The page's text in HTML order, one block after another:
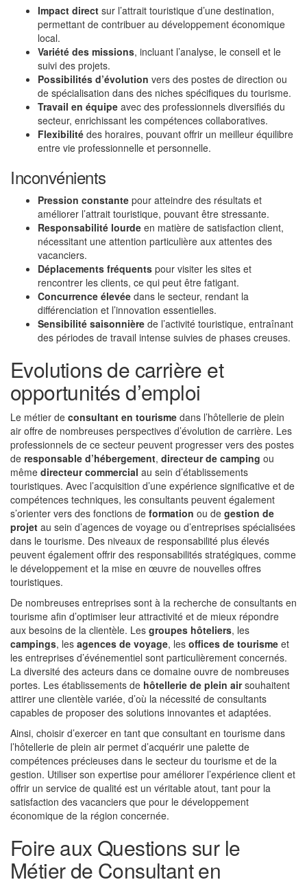
Impact direct sur l’attrait touristique d’une destination,
permettant de contribuer au développement économique
local.
Variété des missions, incluant l’analyse, le conseil et le
suivi des projets.
Possibilités d’évolution vers des postes de direction ou
de spécialisation dans des niches spécifiques du tourisme.
Travail en équipe avec des professionnels diversifiés du
secteur, enrichissant les compétences collaboratives.
Flexibilité des horaires, pouvant offrir un meilleur équilibre
entre vie professionnelle et personnelle.
Inconvénients
Pression constante pour atteindre des résultats et
améliorer l’attrait touristique, pouvant être stressante.
Responsabilité lourde en matière de satisfaction client,
nécessitant une attention particulière aux attentes des
vacanciers.
Déplacements fréquents pour visiter les sites et
rencontrer les clients, ce qui peut être fatigant.
Concurrence élevée dans le secteur, rendant la
différenciation et l’innovation essentielles.
Sensibilité saisonnière de l’activité touristique, entraînant
des périodes de travail intense suivies de phases creuses.
Evolutions de carrière et
opportunités d’emploi
Le métier de consultant en tourisme dans l’hôtellerie de plein
air offre de nombreuses perspectives d’évolution de carrière. Les
professionnels de ce secteur peuvent progresser vers des postes
de responsable d’hébergement, directeur de camping ou
même directeur commercial au sein d’établissements
touristiques. Avec l’acquisition d’une expérience significative et de
compétences techniques, les consultants peuvent également
s’orienter vers des fonctions de formation ou de gestion de
projet au sein d’agences de voyage ou d’entreprises spécialisées
dans le tourisme. Des niveaux de responsabilité plus élevés
peuvent également offrir des responsabilités stratégiques, comme
le développement et la mise en œuvre de nouvelles offres
touristiques.
De nombreuses entreprises sont à la recherche de consultants en
tourisme afin d’optimiser leur attractivité et de mieux répondre
aux besoins de la clientèle. Les groupes hôteliers, les
campings, les agences de voyage, les offices de tourisme et
les entreprises d’événementiel sont particulièrement concernés.
La diversité des acteurs dans ce domaine ouvre de nombreuses
portes. Les établissements de hôtellerie de plein airsouhaitent
attirer une clientèle variée, d’où la nécessité de consultants
capables de proposer des solutions innovantes et adaptées.
Ainsi, choisir d’exercer en tant que consultant en tourisme dans
l’hôtellerie de plein air permet d’acquérir une palette de
compétences précieuses dans le secteur du tourisme et de la
gestion. Utiliser son expertise pour améliorer l’expérience client et
offrir un service de qualité est un véritable atout, tant pour la
satisfaction des vacanciers que pour le développement
économique de la région concernée.
Foire aux Questions sur le
Métier de Consultant en